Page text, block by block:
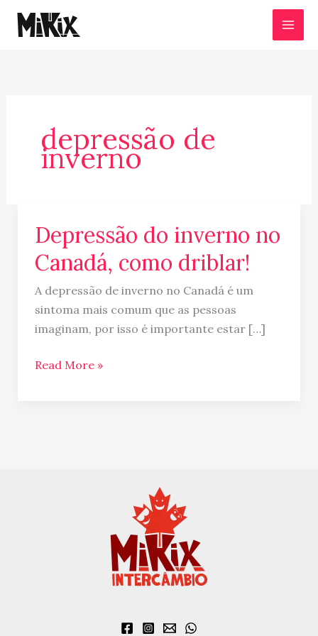
para
depressão de
inverno
Depressão do inverno no
Canadá, como driblar!
A depressão de inverno no Canadá é um
sintoma mais comum que as pessoas
imaginam, por isso é importante estar […]
Depressão
inverno
no
Canadá,
como
Read More »